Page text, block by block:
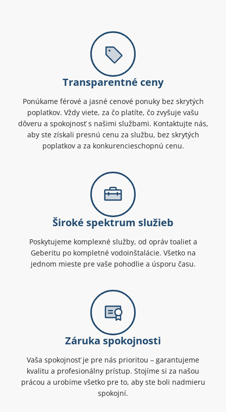
Transparentné ceny
Ponúkame férové a jasné cenové ponuky bez skrytých
poplatkov. Vždy viete, za čo platíte, čo zvyšuje vašu
dôveru a spokojnosť s našimi službami. Kontaktujte nás,
aby ste získali presnú cenu za službu, bez skrytých
poplatkov a za konkurencieschopnú cenu.
Široké spektrum služieb
Poskytujeme komplexné služby, od opráv toaliet a
Geberitu po kompletné vodoinštalácie. Všetko na
jednom mieste pre vaše pohodlie a úsporu času.
Záruka spokojnosti
Vaša spokojnosť je pre nás prioritou – garantujeme
kvalitu a profesionálny prístup. Stojíme si za našou
prácou a urobíme všetko pre to, aby ste boli nadmieru
spokojní.